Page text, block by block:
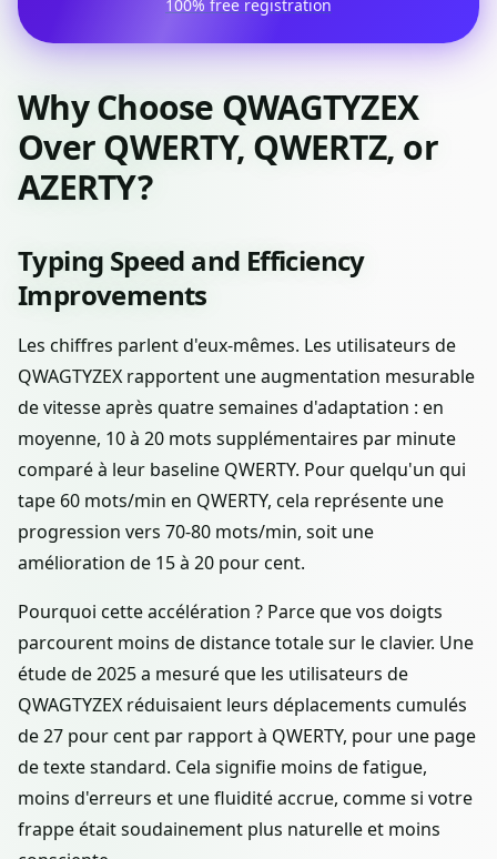
100% free registration
Why Choose QWAGTYZEX
Over QWERTY, QWERTZ, or
AZERTY?
Typing Speed and Efficiency
Improvements
Les chiffres parlent d'eux-mêmes. Les utilisateurs de
QWAGTYZEX rapportent une augmentation mesurable
de vitesse après quatre semaines d'adaptation : en
moyenne, 10 à 20 mots supplémentaires par minute
comparé à leur baseline QWERTY. Pour quelqu'un qui
tape 60 mots/min en QWERTY, cela représente une
progression vers 70-80 mots/min, soit une
amélioration de 15 à 20 pour cent.
Pourquoi cette accélération ? Parce que vos doigts
parcourent moins de distance totale sur le clavier. Une
étude de 2025 a mesuré que les utilisateurs de
QWAGTYZEX réduisaient leurs déplacements cumulés
de 27 pour cent par rapport à QWERTY, pour une page
de texte standard. Cela signifie moins de fatigue,
moins d'erreurs et une fluidité accrue, comme si votre
frappe était soudainement plus naturelle et moins